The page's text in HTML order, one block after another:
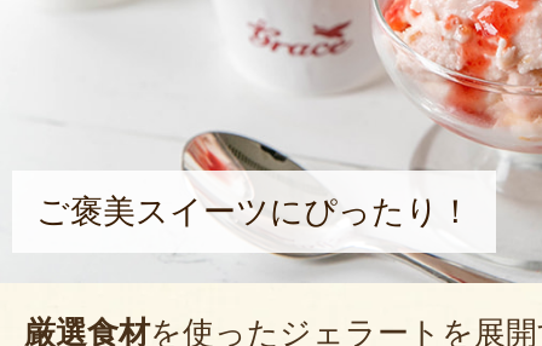
ご褒美スイーツにぴったり！
厳選食材を使ったジェラートを展